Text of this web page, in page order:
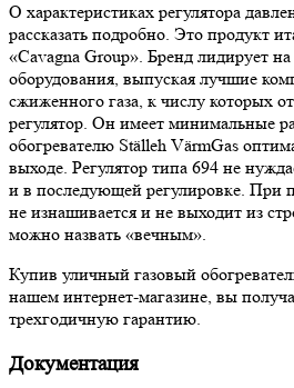
О характеристиках регулятора
рассказать подробно. Это продукт
«Cavagna Group». Бренд лидирует
оборудования, выпуская лучшие
сжиженного газа, к числу которых
регулятор. Он имеет минимальные
обогревателю Ställeh VärmGas
выходе. Регулятор типа 694 не
и в последующей регулировке. При
не изнашивается и не выходит из
можно назвать «вечным».
Купив уличный газовый
нашем интернет-магазине, вы
трехгодичную гарантию.
Документация